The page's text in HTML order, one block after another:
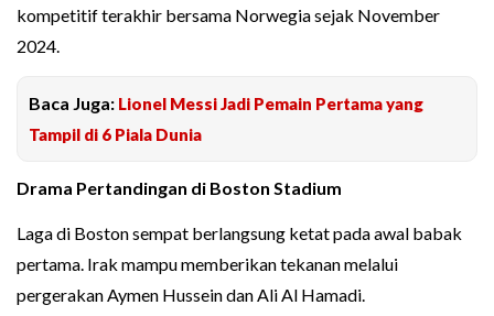
kompetitif terakhir bersama Norwegia sejak November
2024.
Baca Juga: Lionel Messi Jadi Pemain Pertama yang
Tampil di 6 Piala Dunia
Drama Pertandingan di Boston Stadium
Laga di Boston sempat berlangsung ketat pada awal babak
pertama. Irak mampu memberikan tekanan melalui
pergerakan Aymen Hussein dan Ali Al Hamadi.